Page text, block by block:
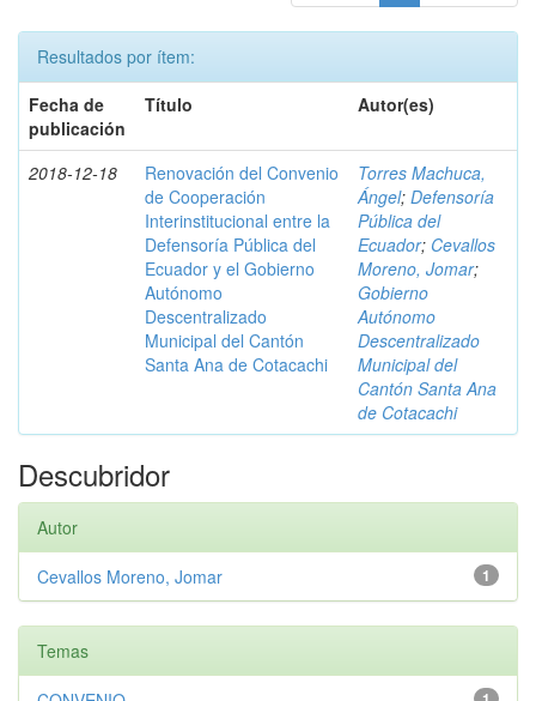
Resultados por ítem:
Fecha de
publicación
Título Autor(es)
2018-12-18
Renovación del Convenio
de Cooperación
Interinstitucional entre la
Defensoría Pública del
Ecuador y el Gobierno
Autónomo
Descentralizado
Municipal del Cantón
Santa Ana de Cotacachi
Torres Machuca,
Ángel; Defensoría
Pública del
Ecuador; Cevallos
Moreno, Jomar;
Gobierno
Autónomo
Descentralizado
Municipal del
Cantón Santa Ana
de Cotacachi
Descubridor
Autor
1
Cevallos Moreno, Jomar
Temas